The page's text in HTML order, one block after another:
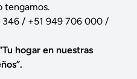
tengamos.
346 / +51 949 706 000 /
hogar en nuestras